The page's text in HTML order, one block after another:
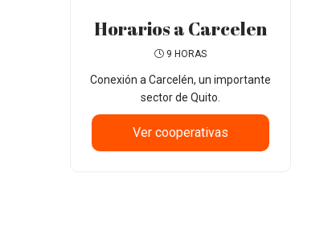
Horarios a Carcelen
9 HORAS
Conexión a Carcelén, un importante
sector de Quito.
Ver cooperativas